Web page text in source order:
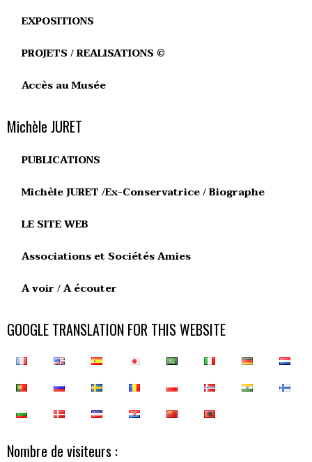
EXPOSITIONS
PROJETS / REALISATIONS ©
Accès au Musée
Michèle JURET
PUBLICATIONS
Michèle JURET /Ex-Conservatrice / Biographe
LE SITE WEB
Associations et Sociétés Amies
A voir / A écouter
GOOGLE TRANSLATION FOR THIS WEBSITE
Nombre de visiteurs :